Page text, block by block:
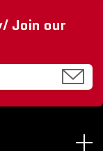
Join our